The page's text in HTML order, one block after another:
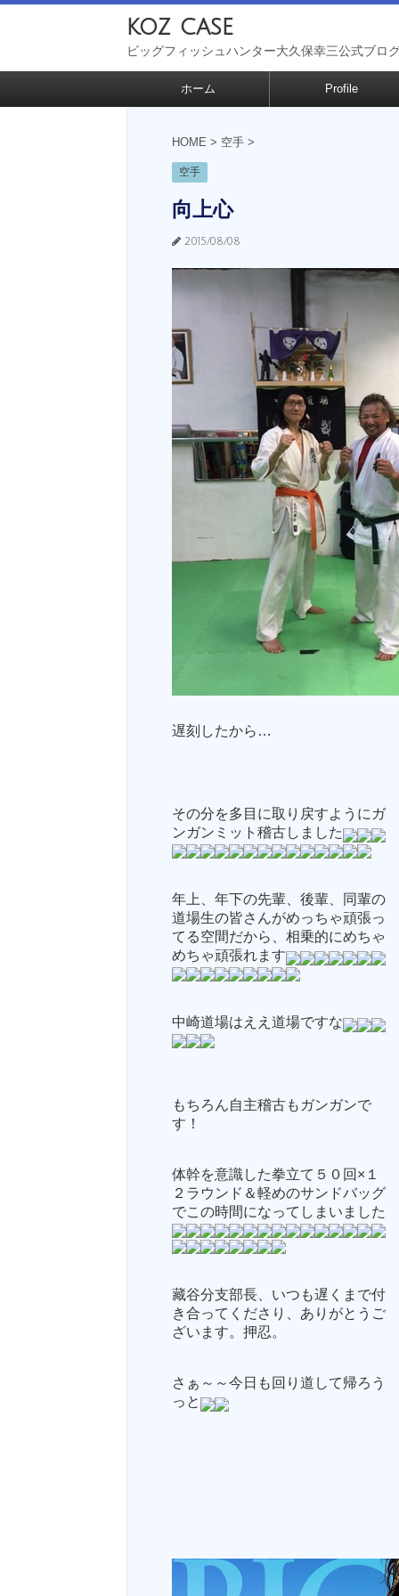
koz case
ビッグフィッシュハンター大久保幸三公式ブロ
ホーム Profile
HOME > 空手 >
空手
向上心
2015/08/08
遅刻したから…
その分を多目に取り戻すようにガ
ンガンミット稽古しました
年上、年下の先輩、後輩、同輩の
道場生の皆さんがめっちゃ頑張っ
てる空間だから、相乗的にめちゃ
めちゃ頑張れます
中崎道場はええ道場ですな
もちろん自主稽古もガンガンで
す！
体幹を意識した拳立て５０回×１
２ラウンド＆軽めのサンドバッグ
でこの時間になってしまいました
藏谷分支部長、いつも遅くまで付
き合ってくださり、ありがとうご
ざいます。押忍。
さぁ～～今日も回り道して帰ろう
っと